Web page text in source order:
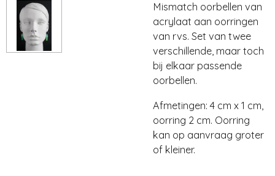
Mismatch oorbellen van
acrylaat aan oorringen
van rvs. Set van twee
verschillende, maar toch
bij elkaar passende
oorbellen.
Afmetingen: 4 cm x 1 cm,
oorring 2 cm. Oorring
kan op aanvraag groter
of kleiner.